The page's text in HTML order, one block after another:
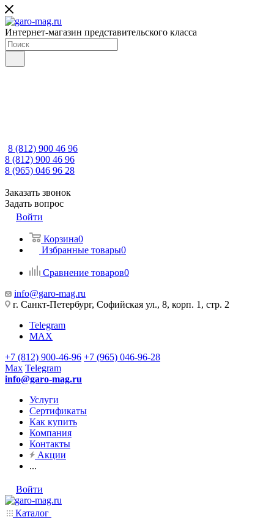
Интернет-магазин представительского класса
8 (812) 900 46 96
8 (812) 900 46 96
8 (965) 046 96 28
Заказать звонок
Задать вопрос
Войти
Корзина0
Избранные товары0
Сравнение товаров0
info@garo-mag.ru
г. Санкт-Петербург, Софийская ул., 8, корп. 1, стр. 2
Telegram
MAX
+7 (812) 900-46-96 +7 (965) 046-96-28
Max Telegram
info@garo-mag.ru
Услуги
Сертификаты
Как купить
Компания
Контакты
Акции
...
Войти
Каталог